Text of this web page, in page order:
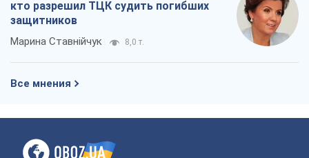
кто разрешил ТЦК судить погибших
защитников
Марина Ставнійчук 8,0 т.
Все мнения